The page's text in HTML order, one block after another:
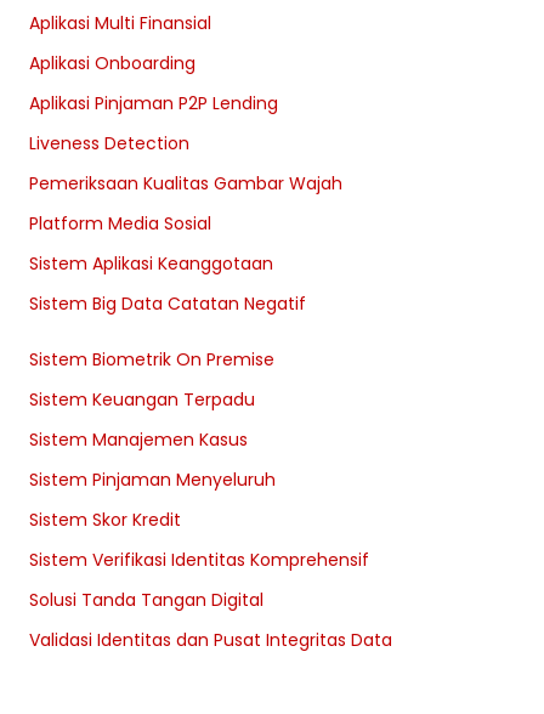
Aplikasi Multi Finansial
Aplikasi Onboarding
Aplikasi Pinjaman P2P Lending
Liveness Detection
Pemeriksaan Kualitas Gambar Wajah
Platform Media Sosial
Sistem Aplikasi Keanggotaan
Sistem Big Data Catatan Negatif
Sistem Biometrik On Premise
Sistem Keuangan Terpadu
Sistem Manajemen Kasus
Sistem Pinjaman Menyeluruh
Sistem Skor Kredit
Sistem Verifikasi Identitas Komprehensif
Solusi Tanda Tangan Digital
Validasi Identitas dan Pusat Integritas Data